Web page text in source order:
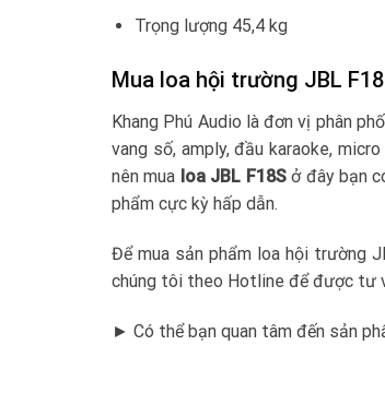
Trọng lượng 45,4 kg
Mua loa hội trường JBL
Khang Phú Audio là đơn vị phân
vang số, amply, đầu karaoke,
nên mua loa JBL F18Sở đây bạn
phẩm cực kỳ hấp dẫn.
Để mua sản phẩm loa hội trường
chúng tôi theo Hotline để được tư
► Có thể bạn quan tâm đến sản